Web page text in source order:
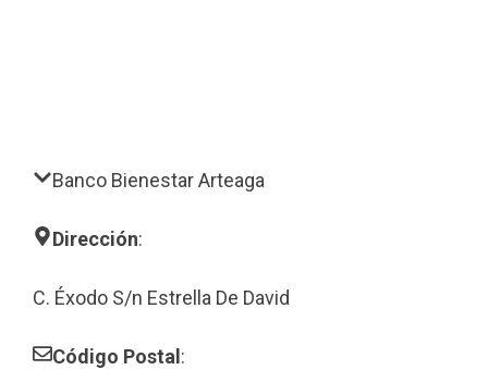
Banco Bienestar Arteaga
Dirección:
C. Éxodo S/n Estrella De David
Código Postal :